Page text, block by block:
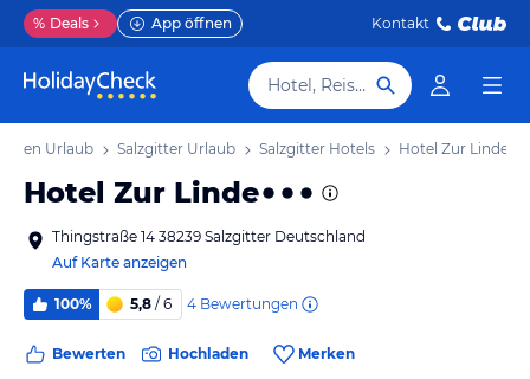
% Deals App öffnen Kontakt
Hotel, Reiseziel
Urlaub Salzgitter Urlaub Salzgitter Hotels Hotel Zur Linde
Hotel Zur Linde
Thingstraße 14 38239 Salzgitter Deutschland
Auf Karte anzeigen
100% 5,8 / 6 4 Bewertungen
Bewerten Hochladen Merken